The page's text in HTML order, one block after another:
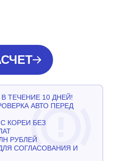
ТЕЧЕНИЕ 10 ДНЕЙ!
АВТО ПЕРЕД
КОРЕИ БЕЗ
РУБЛЕЙ
СОГЛАСОВАНИЯ И